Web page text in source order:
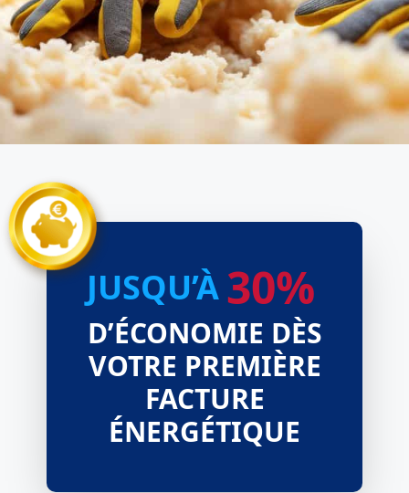
JUSQU’À30%
D’ÉCONOMIE DÈS
VOTRE PREMIÈRE
FACTURE
ÉNERGÉTIQUE